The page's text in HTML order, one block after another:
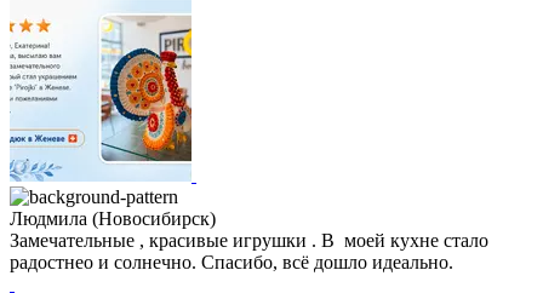
Людмила (Новосибирск)
Замечательные , красивые игрушки . В моей кухне стало
радостнео и солнечно. Спасибо, всё дошло идеально.